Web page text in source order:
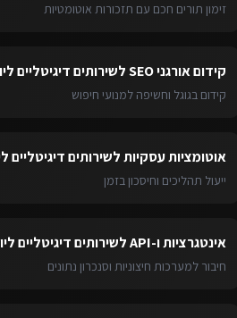
זימון תורים חכם עם תזכורות אוטומטיות
קידום אורגני SEO לשירותים דיגיטליים
קידום בגוגל וחשיפה למנועי חיפוש
אוטומציות עסקיותלשירותים דיגיטליים
ייעול תהליכים וחיסכון בזמן
אינטגרציות ו-API לשירותים דיגיטליים
חיבור למערכות חיצוניות וסנכרון נתונים